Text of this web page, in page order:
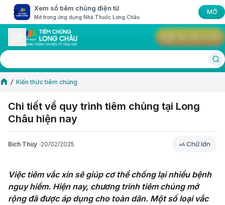
Xem sổ tiêm chủng điện tử
Mở trong ứng dụng Nhà Thuốc Long Châu
MỞ
Kiến thức tiêm chủng
Chi tiết về quy trình tiêm chủng tại Long
Châu hiện nay
Bích Thùy 20/02/2025 Chữ lớn
Chữ lớn
Việc tiêm vắc xin sẽ giúp cơ thể chống lại nhiều bệnh
nguy hiểm. Hiện nay, chương trình tiêm chủng mở
rộng đã được áp dụng cho toàn dân. Một số loại vắc